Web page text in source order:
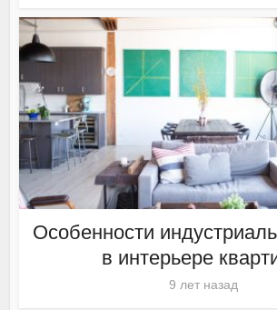
Особенности
в интерьере
9 лет назад